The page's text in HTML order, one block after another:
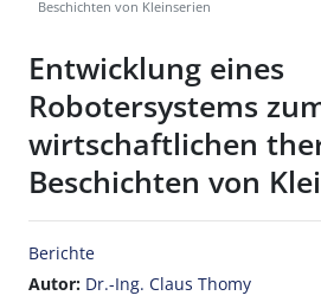
Beschichten von Kleinserien
Entwicklung eines
Robotersystems
wirtschaftlichen
Beschichten von
Berichte
Autor: Dr.-Ing. Claus Thomy